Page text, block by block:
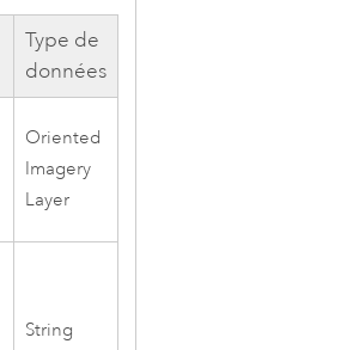
Type de
données
Oriented
Imagery
Layer
String